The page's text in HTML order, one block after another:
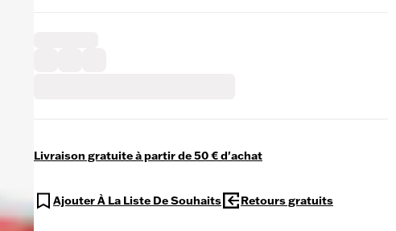
Livraison gratuite à partir de 50 € d'achat
Ajouter À La Liste De Souhaits Retours gratuits